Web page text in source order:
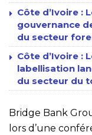
Côte d’Ivoire :
gouvernance
du secteur
Côte d’Ivoire :
labellisation
du secteur du
Bridge Bank
lors d’une